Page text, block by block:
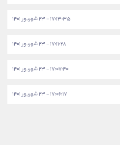
۱۷:۱۳:۳۵ - ۲۳ شهریور ۱۴۰۱
۱۷:۱۱:۲۸ - ۲۳ شهریور ۱۴۰۱
۱۷:۰۷:۴۰ - ۲۳ شهریور ۱۴۰۱
۱۷:۰۶:۱۷ - ۲۳ شهریور ۱۴۰۱